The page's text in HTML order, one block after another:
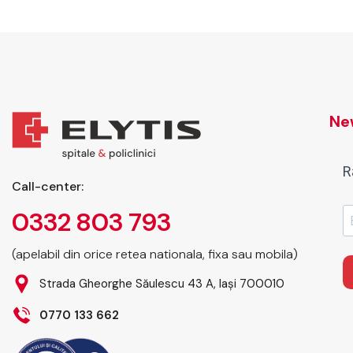
Call-center:
0332 803 793
(apelabil din orice retea nationala, fixa sau mobila)
Strada Gheorghe Săulescu 43 A, Iași 700010
0770 133 662